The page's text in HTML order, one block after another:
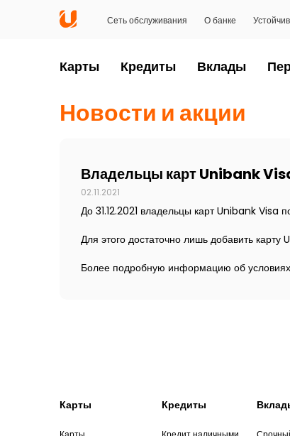
Сеть обслуживания О банке
Карты Кредиты Вклады
Новости и акции
Владельцы карт Unibank
02.11.2021
До 31.12.2021 владельцы карт Unibank
Для этого достаточно лишь добавить
Более подробную информацию об
Карты Кредиты